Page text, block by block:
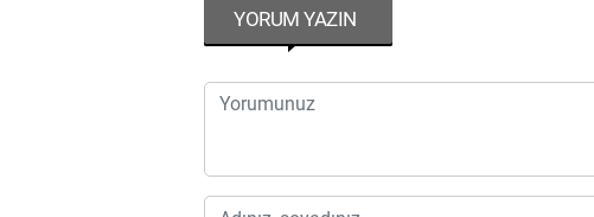
YORUM YAZIN